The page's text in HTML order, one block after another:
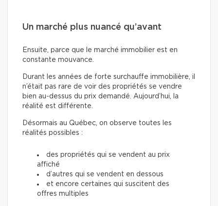
Un marché plus nuancé qu’avant
Ensuite, parce que le marché immobilier est en
constante mouvance.
Durant les années de forte surchauffe immobilière, il
n’était pas rare de voir des propriétés se vendre
bien au-dessus du prix demandé. Aujourd’hui, la
réalité est différente.
Désormais au Québec, on observe toutes les
réalités possibles :
des propriétés qui se vendent au prix
affiché
d’autres qui se vendent en dessous
et encore certaines qui suscitent des
offres multiples